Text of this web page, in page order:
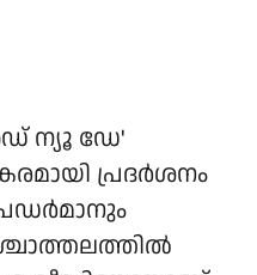
ന്യൂ ഡേ'
പ്രദർശനം